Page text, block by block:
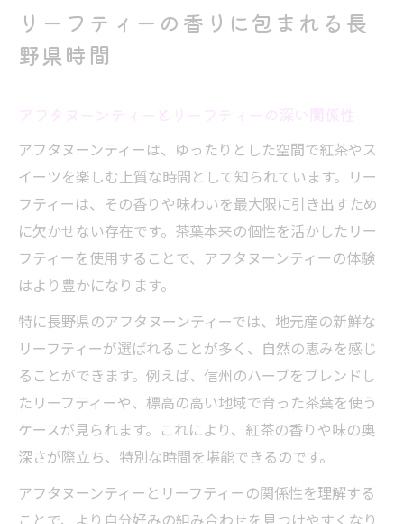
リーフティーの香りに包まれる長
野県時間
アフタヌーンティーは、ゆったりとした空間で紅茶やス
イーツを楽しむ上質な時間として知られています。リー
フティーは、その香りや味わいを最大限に引き出すため
に欠かせない存在です。茶葉本来の個性を活かしたリー
フティーを使用することで、アフタヌーンティーの体験
はより豊かになります。
特に長野県のアフタヌーンティーでは、地元産の新鮮な
リーフティーが選ばれることが多く、自然の恵みを感じ
ることができます。例えば、信州のハーブをブレンドし
たリーフティーや、標高の高い地域で育った茶葉を使う
ケースが見られます。これにより、紅茶の香りや味の奥
深さが際立ち、特別な時間を堪能できるのです。
アフタヌーンティーとリーフティーの関係性を理解する
ことで、より自分好みの組み合わせを見つけやすくなり